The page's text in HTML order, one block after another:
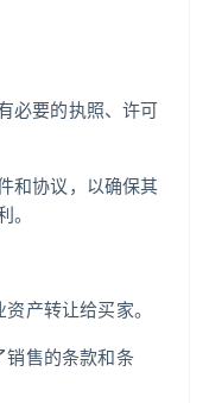
必要的执照、许可
和协议，以确保其
。
产转让给买家。
销售的条款和条